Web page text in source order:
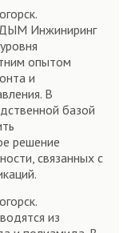
Инжиниринг
опытом
и
В
базой
решение
связанных с
из